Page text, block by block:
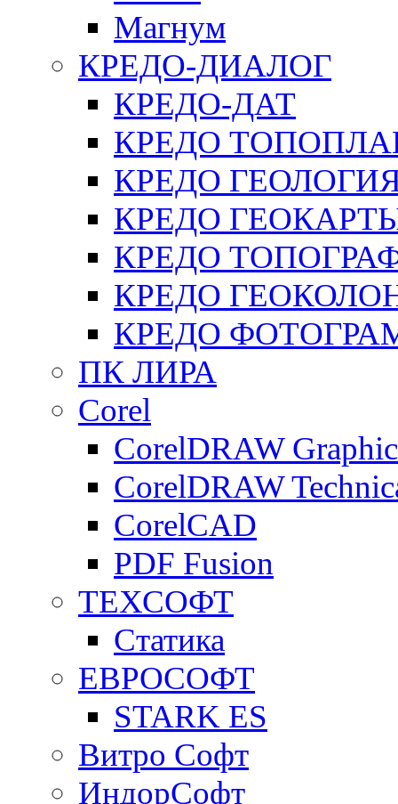
Магнум
КРЕДО-ДИАЛОГ
КРЕДО-ДАТ
КРЕДО
КРЕДО
КРЕДО
КРЕДО
КРЕДО
КРЕДО
ПК ЛИРА
Corel
CorelDRAW
CorelDRAW
CorelCAD
PDF Fusion
ТЕХСОФТ
Статика
ЕВРОСОФТ
STARK ES
Витро Софт
ИндорСофт